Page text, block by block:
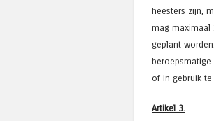
heesters zijn,
mag maximaal
geplant
of in gebruik te
Artikel 3.